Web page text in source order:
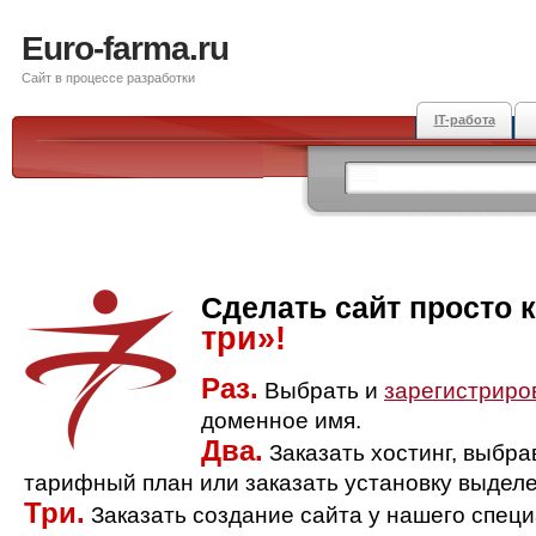
Euro-farma.ru
Сайт в процессе разработки
IT-работа
Сделать сайт просто
три»!
Раз. Выбрать и
доменное имя.
Два. Заказать хостинг,
тарифный план или заказать установку
Три. Заказать создание сайта у нашего